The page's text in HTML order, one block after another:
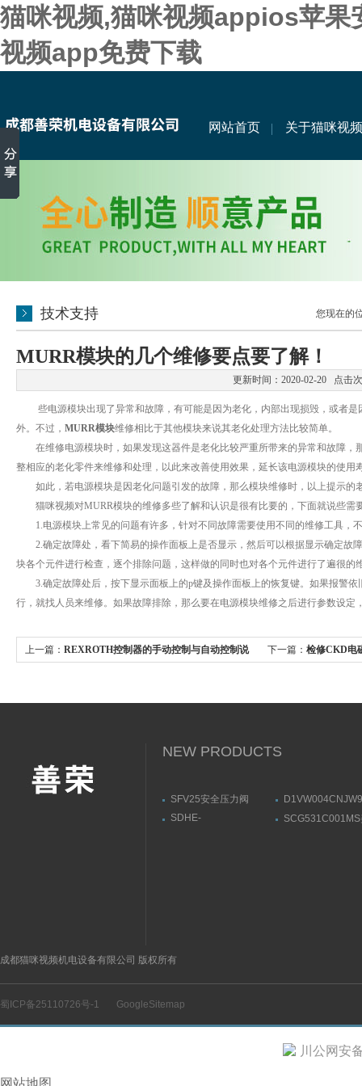
猫咪视频,猫咪视频appios苹果
视频app免费下载
公司名称
网站首页 关于猫咪视频
技术支持 您现在的位
MURR模块的几个维修要点要了解！
更新时间：2020-02-20 点击次
些电源模块出现了异常和故障，有可能是因为老化，内部出现损毁，或
外。不过， MURR模块维修相比于其他模块来说其老化处理方法比较简单。
在维修电源模块时，如果发现这器件是老化比较严重所带来的异常和故障，那么
整相应的老化零件来维修和处理，以此来改善使用效果，延长该电源模块的使用寿
如此，若电源模块是因老化问题引发的故障，那么模块维修时，以上提示的老化
猫咪视频对MURR模块的维修多些了解和认识是很有比要的，下面就说些需要
1.电源模块上常见的问题有许多，针对不同故障需要使用不同的维修工具，
2.确定故障处，看下简易的操作面板上是否显示，然后可以根据显示确定故障处
块各个元件进行检查，逐个排除问题，这样做的同时也对各个元件进行了遍很的维
3.确定故障处后，按下显示面板上的p键及操作面板上的恢复键。如果报警依旧
行，就找人员来维修。如果故障排除，那么要在电源模块维修之后进行参数设定
上一篇： REXROTH控制器的手动控制与自动控制说 下一篇： 检修CKD电
NEW PRODUCTS
SFV25安全压力阀
DANFOSS丹佛斯技术参
PARKER换向阀
SDHE-
成都猫咪视频机电设备有限公司 版权所有
蜀ICP备25110726号-1 GoogleSitemap
川公网安
网站地图